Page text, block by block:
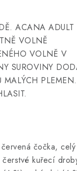
ACANA ADULT
VOLNĚ
VOLNĚ V
SUROVINY
MALÝCH PLEMEN.
čočka, celý
kuřecí